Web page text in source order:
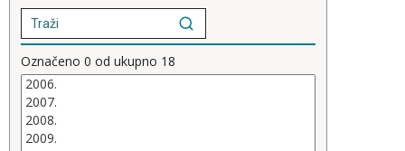
Označeno 0 od ukupno 18